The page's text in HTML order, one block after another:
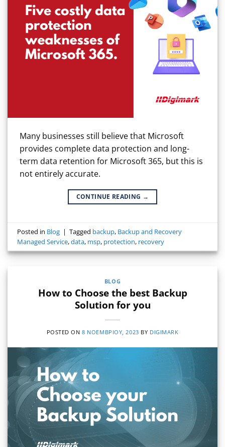
Many businesses still believe that Microsoft
provides complete data protection and long-
term data retention for Microsoft 365, but this is
not entirely accurate.
CONTINUE READING →
Posted in Blog | Tagged backup, Backup and Recovery
Managed Service,data, msp, protection, recovery
BLOG
How to Choose the best Backup
Solution for you
POSTED ON8 ΝΟΕΜΒΡΊΟΥ, 2023 BY DIGIMARK